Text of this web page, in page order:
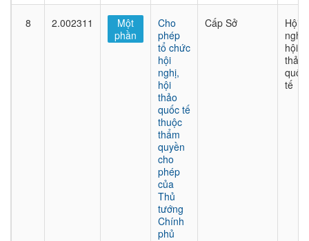
8 2.002311
Một
phần
Cho
phép
tổ chức
hội
nghị,
hội
thảo
quốc tế
thuộc
thẩm
quyền
cho
phép
của
Thủ
tướng
Chính
phủ
Cấp Sở
Hội
nghị,
hội
thảo
quốc
tế